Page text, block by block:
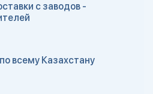
с заводов -
всему Казахстану